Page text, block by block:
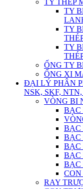
TY THÉP
TY
TY
TY
ỐNG TY
ỐNG XI
ĐẠI LÝ PHÂN
NSK, SKF,
VÒNG BI
BẠC
BẠC
BẠC
BẠC
BẠC
BẠC
CON
RAY